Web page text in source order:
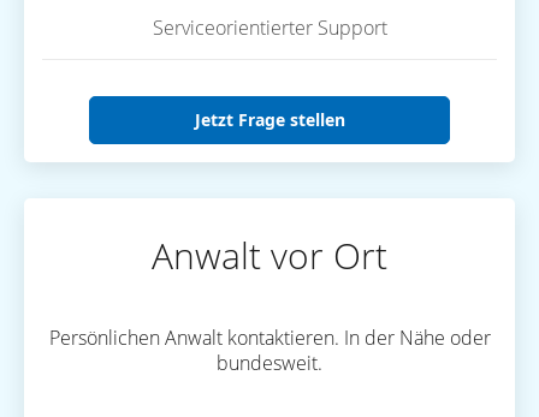
Serviceorientierter Support
Jetzt Frage stellen
Anwalt vor Ort
Persönlichen Anwalt kontaktieren. In der Nähe oder
bundesweit.